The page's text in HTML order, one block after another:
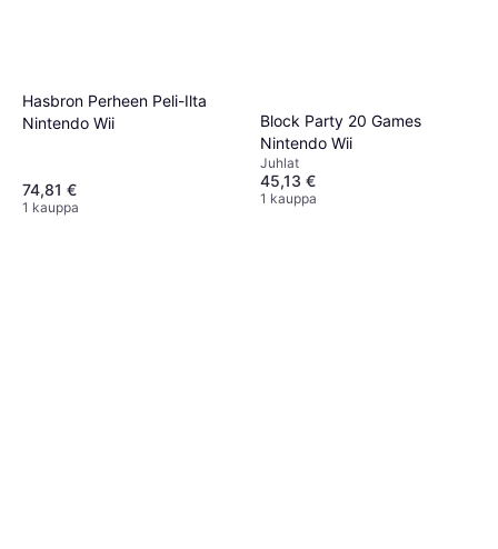
Hasbron Perheen Peli-Ilta
Nintendo Wii
74,81 €
1 kauppa
Block Party 20 Games
Nintendo Wii
Juhlat
45,13 €
1 kauppa